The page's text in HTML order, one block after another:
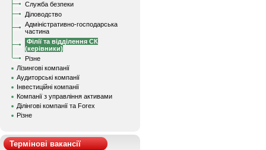
Служба безпеки
Діловодство
Адміністративно-господарська
частина
Філії та відділення СК
(керівники)
Різне
Лізингові компанії
Аудиторські компанії
Інвестиційні компанії
Компанії з управління активами
Ділінгові компанії та Forex
Різне
Термінові вакансії